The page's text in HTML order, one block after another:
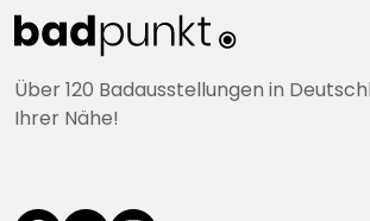
Über 120 Badausstellungen in
Ihrer Nähe!